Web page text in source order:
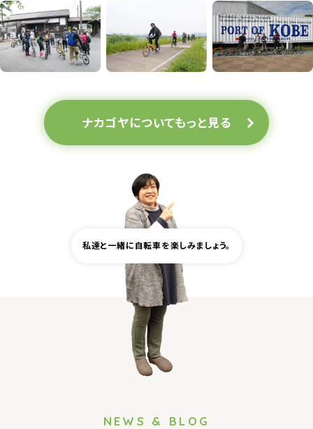
ナカゴヤについてもっと見る
私達と一緒に自転車を楽しみましょう。
NEWS & BLOG